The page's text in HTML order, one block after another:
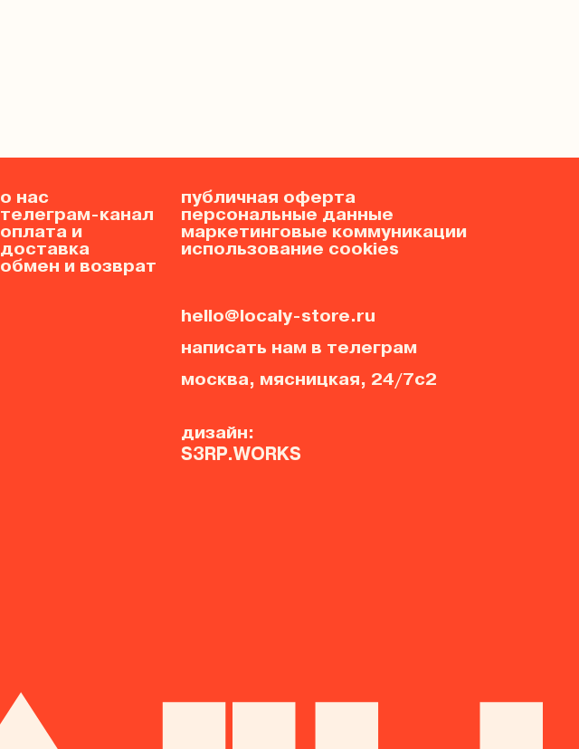
о нас
телеграм-канал
оплата и
доставка
обмен и возврат
публичная оферта
персональные данные
маркетинговые коммуникации
использование cookies
hello@localy-store.ru
написать нам в телеграм
москва, мясницкая, 24/7с2
дизайн:
S3RP.WORKS